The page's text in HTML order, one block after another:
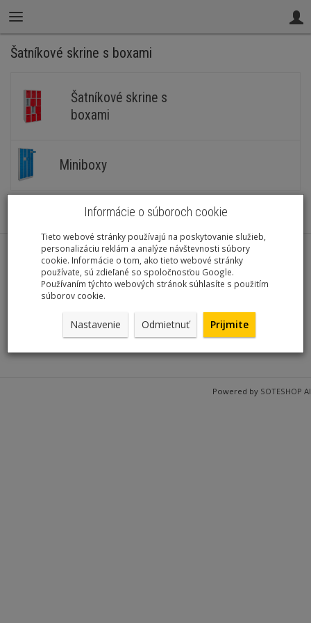
Šatníkové skrine s boxami
Šatníkové skrine s
boxami
Miniboxy
O nákupe
Contact
Powered by SOTESHOP AI
Informácie o súboroch cookie
Tieto webové stránky používajú na poskytovanie služieb,
personalizáciu reklám a analýze návštevnosti súbory
cookie. Informácie o tom, ako tieto webové stránky
používate, sú zdieľané so spoločnosťou Google.
Používaním týchto webových stránok súhlasíte s použitím
súborov cookie.
Nastavenie Odmietnuť Prijmite